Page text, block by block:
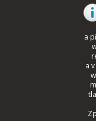
© 2008 - 2026
a
a